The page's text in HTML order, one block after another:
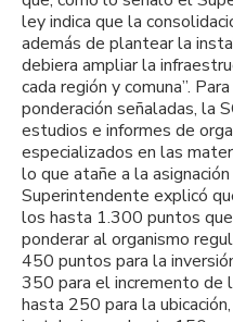
ley indica que la
además de plantear la
debiera ampliar la
cada región y comuna”.
ponderación señaladas, la
estudios e informes de
especializados en las
lo que atañe a la
Superintendente explicó
los hasta 1.300 puntos
ponderar al organismo
450 puntos para la
350 para el incremento de
hasta 250 para la